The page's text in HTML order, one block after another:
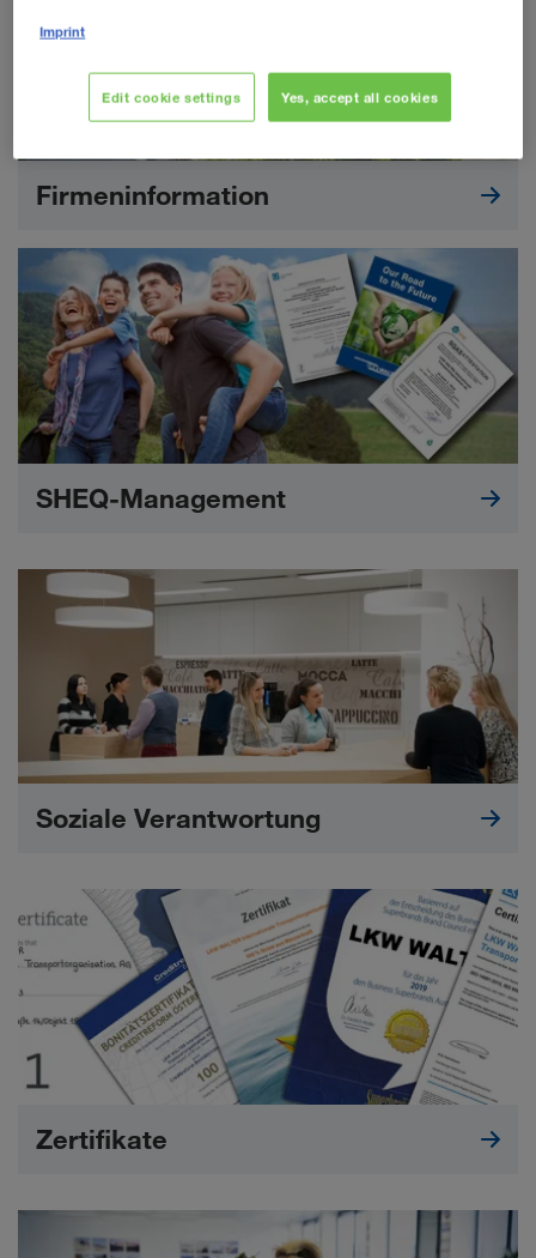
Firmeninformation
SHEQ-Management
Soziale Verantwortung
Zertifikate
Imprint
Edit cookie settings Yes, accept all cookies